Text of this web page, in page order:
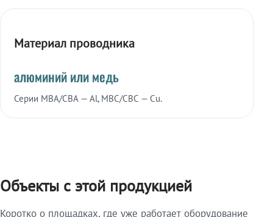
Материал проводника
алюминий или медь
Серии МВА/СВА — Al, МВС/СВС — Cu.
Объекты с этой продукцией
Коротко о площадках, где уже работает оборудование